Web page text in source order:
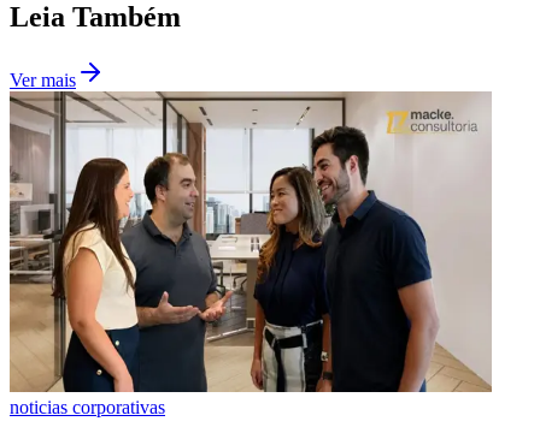
Leia Também
Ver mais
noticias corporativas